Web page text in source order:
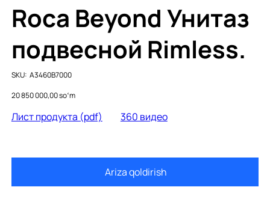
Roca Beyond Унитаз
подвесной Rimless.
SKU:
SKU
A3460B7000
A3460B7000
Price
20 850 000,00 soʻm
Лист продукта (pdf) 360 видео
Ariza qoldirish